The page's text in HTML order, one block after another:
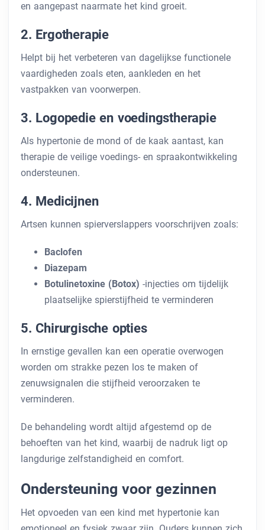
en aangepast naarmate het kind groeit.
2. Ergotherapie
Helpt bij het verbeteren van dagelijkse functionele
vaardigheden zoals eten, aankleden en het
vastpakken van voorwerpen.
3. Logopedie en voedingstherapie
Als hypertonie de mond of de kaak aantast, kan
therapie de veilige voedings- en spraakontwikkeling
ondersteunen.
4. Medicijnen
Artsen kunnen spierverslappers voorschrijven zoals:
Baclofen
Diazepam
Botulinetoxine (Botox) -injecties om tijdelijk
plaatselijke spierstijfheid te verminderen
5. Chirurgische opties
In ernstige gevallen kan een operatie overwogen
worden om strakke pezen los te maken of
zenuwsignalen die stijfheid veroorzaken te
verminderen.
De behandeling wordt altijd afgestemd op de
behoeften van het kind, waarbij de nadruk ligt op
langdurige zelfstandigheid en comfort.
Ondersteuning voor gezinnen
Het opvoeden van een kind met hypertonie kan